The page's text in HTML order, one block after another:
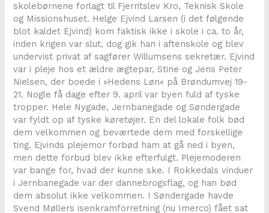
skolebørnene forlagt til Fjerritslev Kro, Teknisk Skole
og Missionshuset. Helge Ejvind Larsen (i det følgende
blot kaldet Ejvind) kom faktisk ikke i skole i ca. to år,
inden krigen var slut, dog gik han i aftenskole og blev
undervist privat af sagfører Willumsens sekretær. Ejvind
var i pleje hos et ældre ægtepar, Stine og Jens Peter
Nielsen, der boede i »Hedens Løn« på Brøndumvej 19-
21. Nogle få dage efter 9. april var byen fuld af tyske
tropper. Hele Nygade, Jernbanegade og Søndergade
var fyldt op af tyske køretøjer. En del lokale folk bød
dem velkommen og beværtede dem med forskellige
ting. Ejvinds plejemor forbød ham at gå ned i byen,
men dette forbud blev ikke efterfulgt. Plejemoderen
var bange for, hvad der kunne ske. I Rokkedals vinduer
i Jernbanegade var der dannebrogsflag, og han bød
dem absolut ikke velkommen. I Søndergade havde
Svend Møllers isenkramforretning (nu Imerco) fået sat